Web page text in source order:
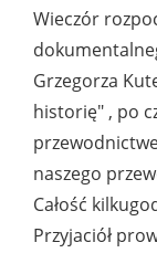
Wieczór
Grzegorza
historię" , po
naszego
Całość
Przyjaciół